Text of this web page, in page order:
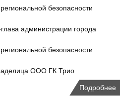
безопасности
администрации города
безопасности
ООО ГК Трио
Подробнее